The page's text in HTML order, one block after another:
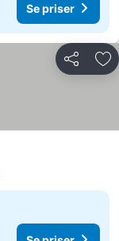
Se priser
Dela